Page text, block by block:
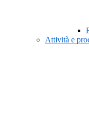
Attività e